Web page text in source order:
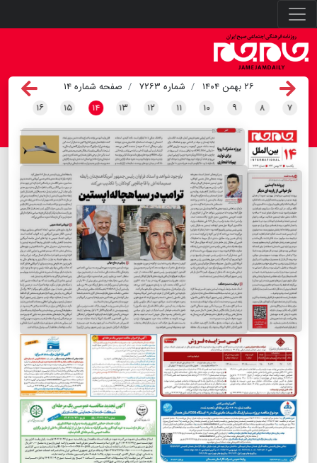
۲۶ بهمن ۱۴۰۴ شماره ۷۲۶۳
صفحه شماره ۱۴
۷ ۸ ۹ ۱۰ ۱۱ ۱۲ ۱۳ ۱۴ ۱۵ ۱۶